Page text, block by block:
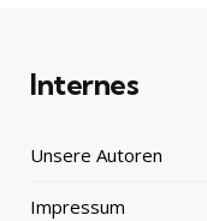
Internes
Unsere Autoren
Impressum